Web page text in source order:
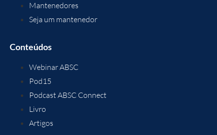
Mantenedores
Seja um mantenedor
Conteúdos
Webinar ABSC
Pod15
Podcast ABSC Connect
Livro
Artigos